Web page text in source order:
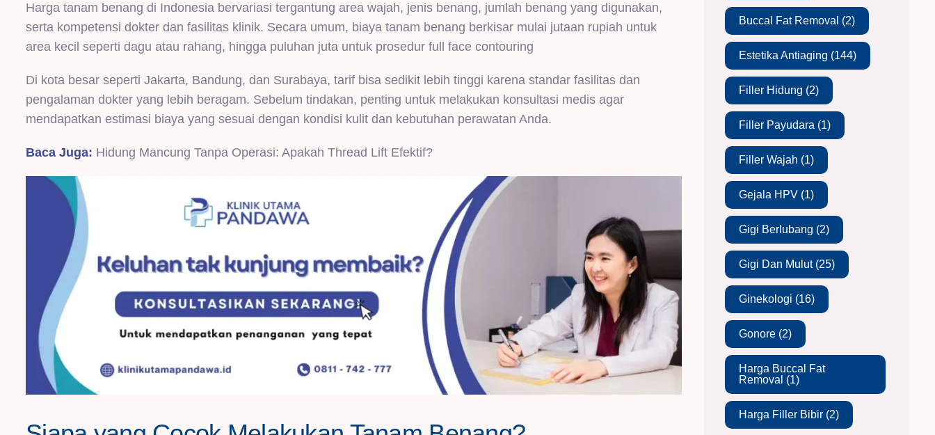
Harga tanam benang di Indonesia bervariasi tergantung area wajah, jenis benang, jumlah benang yang digunakan,
serta kompetensi dokter dan fasilitas klinik. Secara umum, biaya tanam benang berkisar mulai jutaan rupiah untuk
area kecil seperti dagu atau rahang, hingga puluhan juta untuk prosedur full face contouring
Di kota besar seperti Jakarta, Bandung, dan Surabaya, tarif bisa sedikit lebih tinggi karena standar fasilitas dan
pengalaman dokter yang lebih beragam. Sebelum tindakan, penting untuk melakukan konsultasi medis agar
mendapatkan estimasi biaya yang sesuai dengan kondisi kulit dan kebutuhan perawatan Anda.
Baca Juga: Hidung Mancung Tanpa Operasi: Apakah Thread Lift Efektif?
Buccal Fat Removal (2)
Estetika Antiaging (144)
Filler Hidung (2)
Filler Payudara (1)
Filler Wajah (1)
Gejala HPV (1)
Gigi Berlubang (2)
Gigi Dan Mulut(25)
Ginekologi (16)
Gonore (2)
Harga Buccal Fat
Removal (1)
Harga Filler Bibir (2)